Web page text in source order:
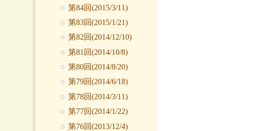
第84回(2015/3/11)
第83回(2015/1/21)
第82回(2014/12/10)
第81回(2014/10/8)
第80回(2014/8/20)
第79回(2014/6/18)
第78回(2014/3/11)
第77回(2014/1/22)
第76回(2013/12/4)